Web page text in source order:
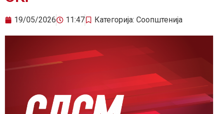
19/05/2026 11:47 Категорија: Соопштенија